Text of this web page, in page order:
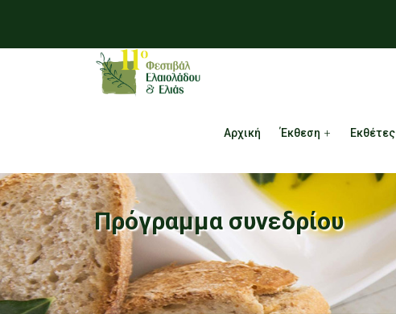
Αρχική Έκθεση Εκθέτες
Πρόγραμμα συνεδρίου